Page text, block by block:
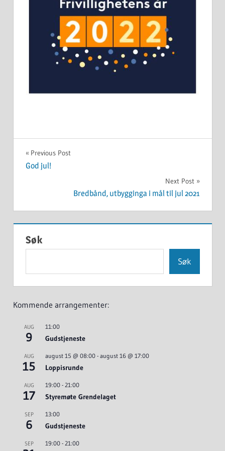
UKATEGORISERT
Innleggsnavigasjon
Previous Post
God jul!
Next Post
Bredbånd, utbygginga i mål til jul 2021
Søk
Søk
Kommende arrangementer:
AUG
9
11:00
Gudstjeneste
AUG
15
august 15 @ 08:00- august 16 @ 17:00
Loppisrunde
AUG
17
19:00- 21:00
Styremøte Grendelaget
SEP
6
13:00
Gudstjeneste
SEP 19:00- 21:00